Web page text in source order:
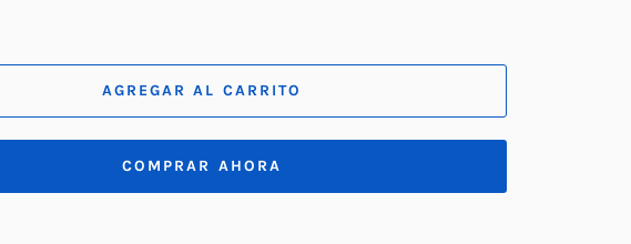
AGREGAR AL CARRITO
COMPRAR AHORA